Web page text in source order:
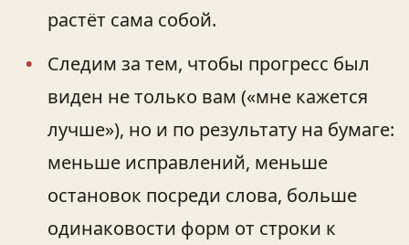
растёт сама собой.
Следим за тем, чтобы прогресс был
виден не только вам («мне кажется
лучше»), но и по результату на бумаге:
меньше исправлений, меньше
остановок посреди слова, больше
одинаковости форм от строки к